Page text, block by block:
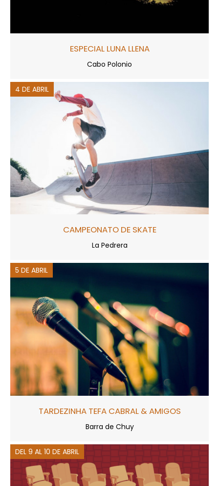
ESPECIAL LUNA LLENA
Cabo Polonio
4 DE ABRIL
CAMPEONATO DE SKATE
La Pedrera
5 DE ABRIL
TARDEZINHA TEFA CABRAL & AMIGOS
Barra de Chuy
DEL 9 AL 10 DE ABRIL